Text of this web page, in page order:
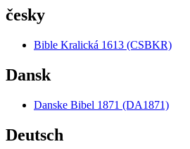
česky
Bible Kralická 1613 (CSBKR)
Dansk
Danske Bibel 1871 (DA1871)
Deutsch